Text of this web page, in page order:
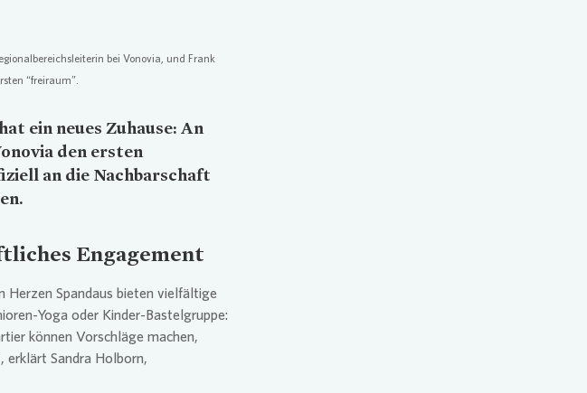
bei Vonovia , und Frank
“freiraum”.
ein neues Zuhause: An
den ersten
an die Nachbarschaft
Engagement
Spandaus bieten vielfältige
Yoga oder Kinder-Bastelgruppe:
können Vorschläge machen,
erklärt Sandra Holborn,